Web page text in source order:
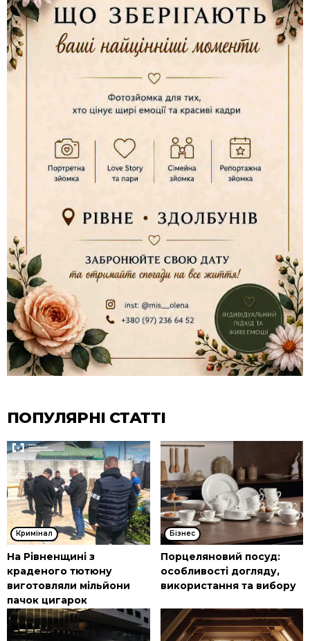
ПОПУЛЯРНІ СТАТТІ
Кримінал
На Рівненщині з
краденого тютюну
виготовляли мільйони
пачок цигарок
Бізнес
Порцеляновий посуд:
особливості догляду,
використання та вибору